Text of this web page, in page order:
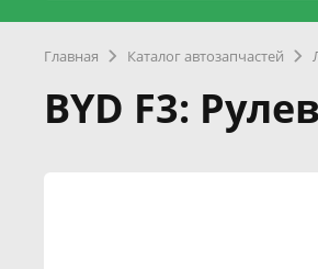
Главная Каталог автозапчастей
BYD F3: